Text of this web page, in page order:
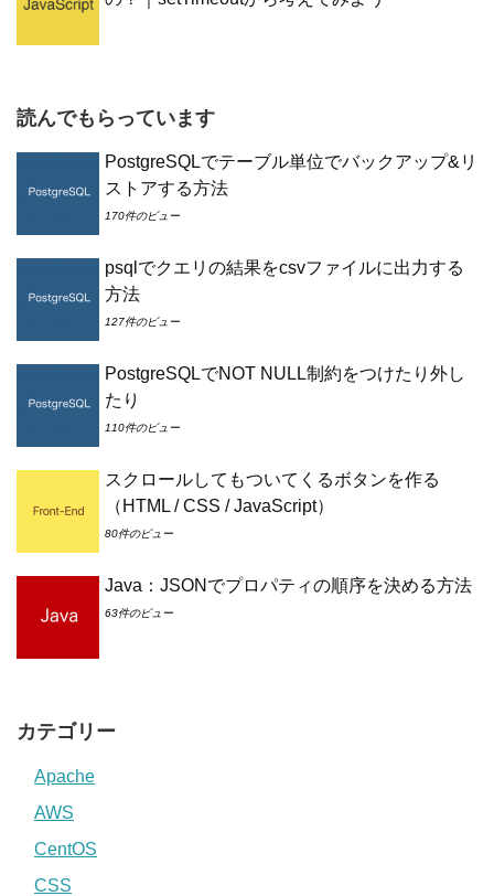
読んでもらっています
PostgreSQLでテーブル単位でバックアップ&リ
ストアする方法
170件のビュー
psqlでクエリの結果をcsvファイルに出力する
方法
127件のビュー
PostgreSQLでNOT NULL制約をつけたり外し
たり
110件のビュー
スクロールしてもついてくるボタンを作る
（HTML / CSS / JavaScript）
80件のビュー
Java：JSONでプロパティの順序を決める方法
63件のビュー
カテゴリー
Apache
AWS
CentOS
CSS